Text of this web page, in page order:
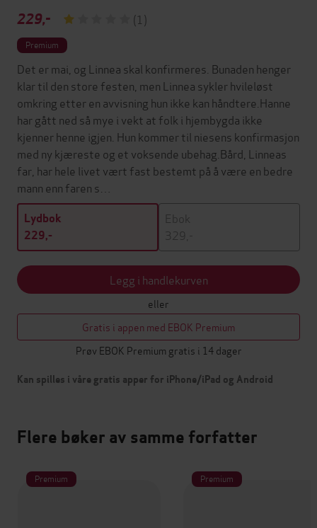
229,- (1)
Premium
Det er mai, og Linnea skal konfirmeres. Bunaden henger
klar til den store festen, men Linnea sykler hvileløst
omkring etter en avvisning hun ikke kan håndtere.Hanne
har gått ned så mye i vekt at folk i hjembygda ikke
kjenner henne igjen. Hun kommer til niesens konfirmasjon
med ny kjæreste og et voksende ubehag.Bård, Linneas
far, har hele livet vært fast bestemt på å være en bedre
mann enn faren s…
Lydbok
229,-
Ebok
329,-
Legg i handlekurven
eller
Gratis i appen med EBOK Premium
Prøv EBOK Premium gratis i 14 dager
Kan spilles i våre gratis apper for iPhone/iPad og Android
Flere bøker av samme forfatter
Premium Premium